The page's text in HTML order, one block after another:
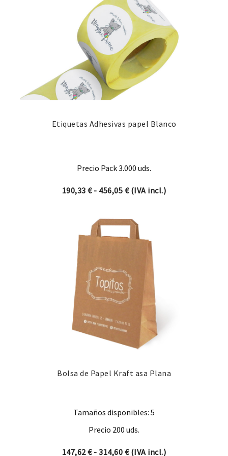
Etiquetas Adhesivas papel Blanco
Precio Pack 3.000 uds.
190,33€ - 456,05 €Rango de precios: desde
(IVA incl.)
Bolsa de Papel Kraft asa Plana
Tamaños disponibles: 5
Precio 200 uds.
147,62€ - 314,60 €Rango de precios: desde
(IVA incl.)